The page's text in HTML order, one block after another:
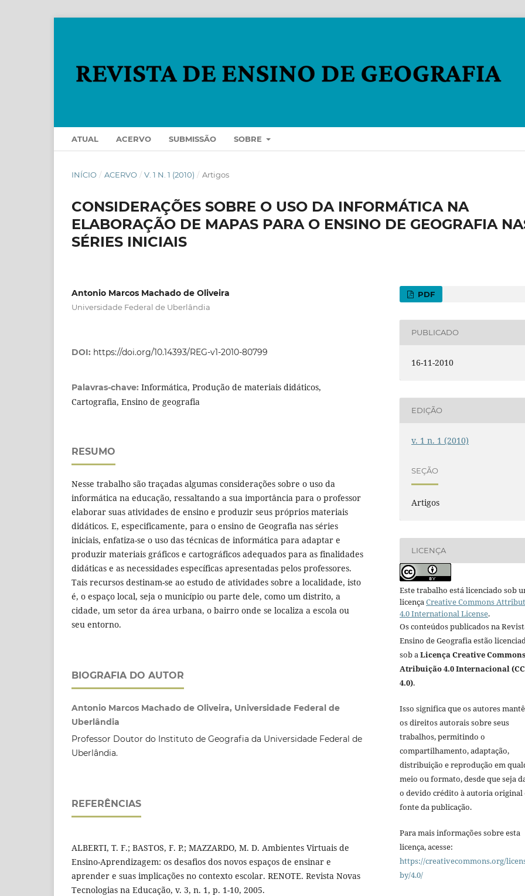
ATUAL ACERVO SUBMISSÃO SOBRE
INÍCIO / ACERVO / V. 1 N. 1 (2010) / Artigos
CONSIDERAÇÕES SOBRE O USO DA INFORMÁTICA NA
ELABORAÇÃO DE MAPAS PARA O ENSINO DE GEOGRAFIA
SÉRIES INICIAIS
Antonio Marcos Machado de Oliveira
Universidade Federal de Uberlândia
DOI: https://doi.org/10.14393/REG-v1-2010-80799
Palavras-chave: Informática, Produção de materiais didáticos,
Cartografia, Ensino de geografia
RESUMO
Nesse trabalho são traçadas algumas considerações sobre o uso da
informática na educação, ressaltando a sua importância para o professor
elaborar suas atividades de ensino e produzir seus próprios materiais
didáticos. E, especificamente, para o ensino de Geografia nas séries
iniciais, enfatiza-se o uso das técnicas de informática para adaptar e
produzir materiais gráficos e cartográficos adequados para as finalidades
didáticas e as necessidades específicas apresentadas pelos professores.
Tais recursos destinam-se ao estudo de atividades sobre a localidade, isto
é, o espaço local, seja o município ou parte dele, como um distrito, a
cidade, um setor da área urbana, o bairro onde se localiza a escola ou
seu entorno.
BIOGRAFIA DO AUTOR
Antonio Marcos Machado de Oliveira, Universidade Federal de
Uberlândia
Professor Doutor do Instituto de Geografia da Universidade Federal de
Uberlândia.
REFERÊNCIAS
ALBERTI, T. F.; BASTOS, F. P.; MAZZARDO, M. D. Ambientes Virtuais de
Ensino-Aprendizagem: os desafios dos novos espaços de ensinar e
aprender e suas implicações no contexto escolar. RENOTE. Revista Novas
Tecnologias na Educação, v. 3, n. 1, p. 1-10, 2005.
PDF
PUBLICADO
16-11-2010
EDIÇÃO
v. 1 n. 1 (2010)
SEÇÃO
Artigos
LICENÇA
Este trabalho está licenciado sob
licençaCreative Commons
4.0 International License.
Os conteúdos publicados na
Ensino de Geografia estão
sob aLicença Creative Commons
Atribuição 4.0 Internacional (CC
4.0).
Isso significa que os autores
os direitos autorais sobre seus
trabalhos, permitindo o
compartilhamento, adaptação,
distribuição e reprodução em
meio ou formato, desde que seja
o devido crédito à autoria original
fonte da publicação.
Para mais informações sobre esta
licença, acesse:
https://creativecommons.org/
by/4.0/